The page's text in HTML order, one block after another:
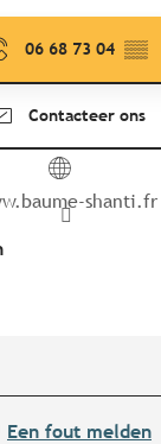
06 68 73 04 ▒▒
Contacteer ons
shanti.fr
Een fout melden